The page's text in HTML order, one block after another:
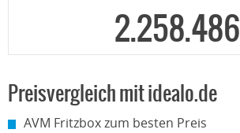
2.258.486
Preisvergleich mit idealo.de
AVM Fritzbox zum besten Preis